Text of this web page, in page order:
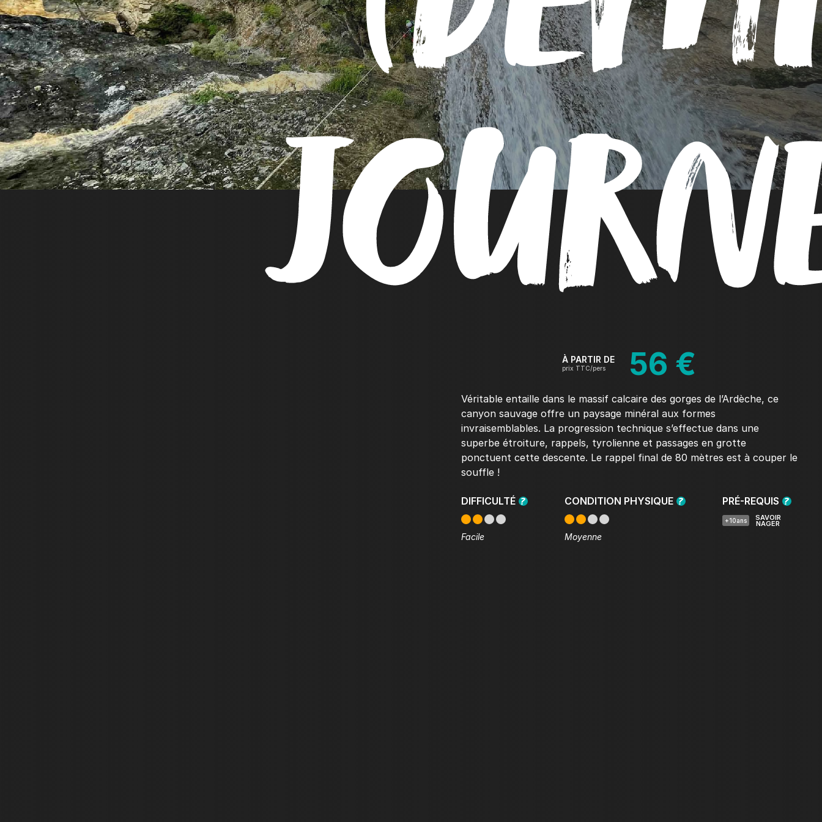
À PARTIR DE
prix TTC/pers 56 €
Véritable entaille dans le massif calcaire des gorges de l’Ardèche, ce
canyon sauvage offre un paysage minéral aux formes
invraisemblables. La progression technique s’effectue dans une
superbe étroiture, rappels, tyrolienne et passages en grotte
ponctuent cette descente. Le rappel final de 80 mètres est à couper le
souffle !
DIFFICULTÉ
Facile
CONDITION PHYSIQUE
Moyenne
PRÉ-REQUIS
+10ans SAVOIR
NAGER